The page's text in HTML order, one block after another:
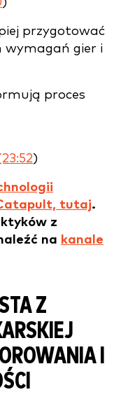
przygotować
wymagań gier i
proces
)
tutaj.
z
na kanale